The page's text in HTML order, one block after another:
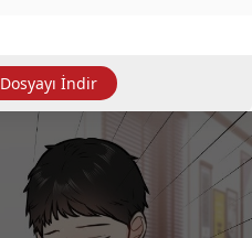
Dosyayı İndir